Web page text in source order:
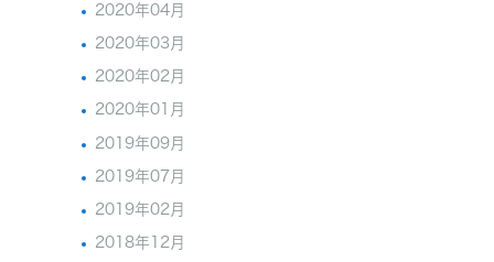
2020年04月
2020年03月
2020年02月
2020年01月
2019年09月
2019年07月
2019年02月
2018年12月